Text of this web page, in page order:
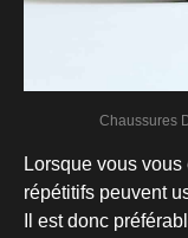
Chaussures
Lorsque vous
répétitifs peuvent
Il est donc